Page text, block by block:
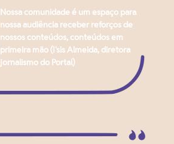
Nossa comunidade é um espaço para
nossa audiência receber reforços de
nossos conteúdos, conteúdos em
primeira mão (I'sis Almeida, diretora
jornalismo do Portal)